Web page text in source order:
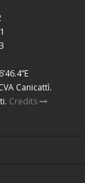
Canicattì.
Credits